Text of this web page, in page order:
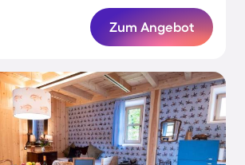
Zum Angebot